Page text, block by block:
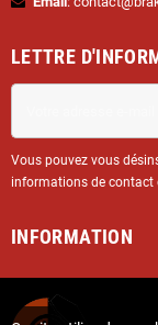
LETTRE
Vous pouvez vous
informations de contact
INFORMATION